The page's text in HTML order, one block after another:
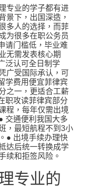
专业的学子都有进
景下，出国深造，
多人的选择，而菲
为很多在职公务员
请门槛低，毕业难
无需发表核心期
泛认可全日制学
广受国际承认，可
学费用便宜菲律宾
之一，更适合工薪
职攻读菲律宾部分
程，每年仅需出境
交通便利我国大多
，最短航程不到3小
● 出境手续办理快
达后统一转换成学
续和拒签风险。
专业的